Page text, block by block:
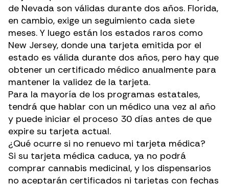
de Nevada son válidas durante dos años. Florida,
en cambio, exige un seguimiento cada siete
meses. Y luego están los estados raros como
New Jersey, donde una tarjeta emitida por el
estado es válida durante dos años, pero hay que
obtener un certificado médico anualmente para
mantener la validez de la tarjeta.
Para la mayoría de los programas estatales,
tendrá que hablar con un médico una vez al año
y puede iniciar el proceso 30 días antes de que
expire su tarjeta actual.
¿Qué ocurre si no renuevo mi tarjeta médica?
Si su tarjeta médica caduca, ya no podrá
comprar cannabis medicinal, y los dispensarios
no aceptarán certificados ni tarjetas con fechas